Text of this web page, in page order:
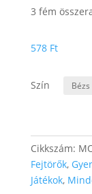
3 fém
578 Ft
Szín
Cikkszám:
Fejtörők,
Játékok,